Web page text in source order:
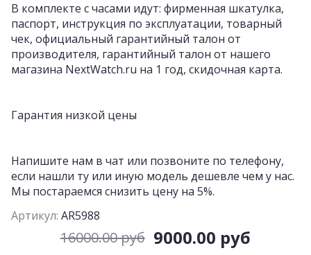
В комплекте с часами идут: фирменная шкатулка,
паспорт, инструкция по эксплуатации, товарный
чек, официальный гарантийный талон от
производителя, гарантийный талон от нашего
магазина NextWatch.ru на 1 год, скидочная карта.
Гарантия низкой цены
Напишите нам в чат или позвоните по телефону,
если нашли ту или иную модель дешевле чем у нас.
Мы постараемся снизить цену на 5%.
Артикул: AR5988
16000.00 руб 9000.00 руб